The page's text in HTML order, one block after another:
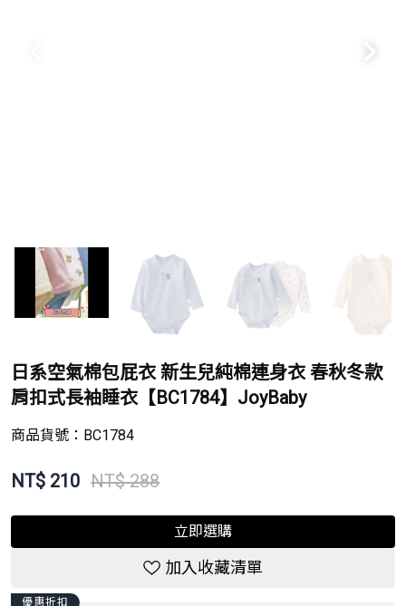
日系空氣棉包屁衣 新生兒純棉連身衣 春秋冬款
肩扣式長袖睡衣【BC1784】JoyBaby
商品貨號： BC1784
NT$ 210 NT$ 288
立即選購
加入收藏清單
優惠折扣